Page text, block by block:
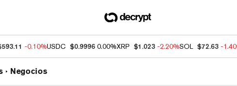
-0.10%USDC $0.9996 0.00%XRP $1.023 -2.20%SOL $72.63 -
Negocios